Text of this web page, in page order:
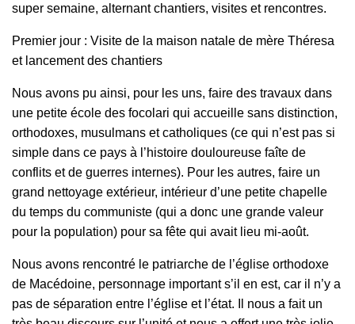
super semaine, alternant chantiers, visites et rencontres.
Premier jour : Visite de la maison natale de mère Théresa
et lancement des chantiers
Nous avons pu ainsi, pour les uns, faire des travaux dans
une petite école des focolari qui accueille sans distinction,
orthodoxes, musulmans et catholiques (ce qui n’est pas si
simple dans ce pays à l’histoire douloureuse faîte de
conflits et de guerres internes). Pour les autres, faire un
grand nettoyage extérieur, intérieur d’une petite chapelle
du temps du communiste (qui a donc une grande valeur
pour la population) pour sa fête qui avait lieu mi-août.
Nous avons rencontré le patriarche de l’église orthodoxe
de Macédoine, personnage important s’il en est, car il n’y a
pas de séparation entre l’église et l’état. Il nous a fait un